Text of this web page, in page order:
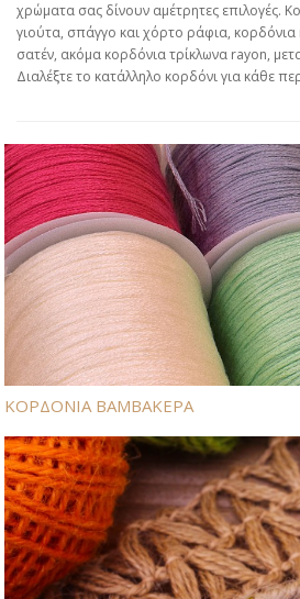
χρώματα σας δίνουν αμέτρητες επιλογές.
γιούτα, σπάγγο και χόρτο ράφια,
σατέν, ακόμα κορδόνια τρίκλωνα rayon,
Διαλέξτε το κατάλληλο κορδόνι για κάθε
ΚΟΡΔΟΝΙΑ ΒΑΜΒΑΚΕΡΑ